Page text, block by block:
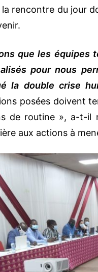
la rencontre du jour
que les équipes
pour nous
la double crise
posées doivent
de routine », a-t-il
aux actions à